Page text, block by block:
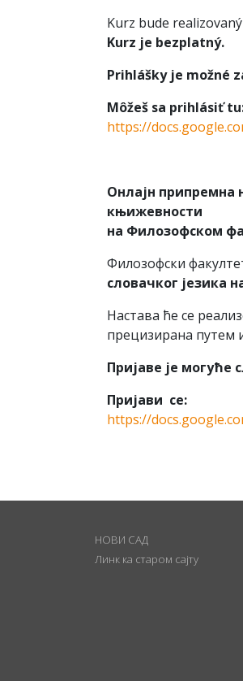
Kurz bude
Kurz je bezplatný.
Prihlášky je možné
Môžeš sa prihlásiť
https://
Онлајн припремна
књижевности
на Филозофском
Филозофски
словачког језика
Настава ће се
прецизирана путем
Пријаве је могуће
Пријави се:
https://
НОВИ САД
Линк ка старом сајту